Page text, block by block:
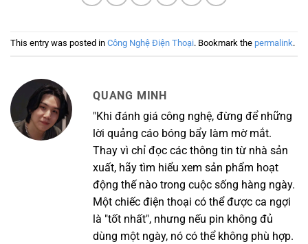
This entry was posted in Công Nghệ Điện Thoại. Bookmark the permalink.
QUANG MINH
"Khi đánh giá công nghệ, đừng để những
lời quảng cáo bóng bẩy làm mờ mắt.
Thay vì chỉ đọc các thông tin từ nhà sản
xuất, hãy tìm hiểu xem sản phẩm hoạt
động thế nào trong cuộc sống hàng ngày.
Một chiếc điện thoại có thể được ca ngợi
là "tốt nhất", nhưng nếu pin không đủ
dùng một ngày, nó có thể không phù hợp.